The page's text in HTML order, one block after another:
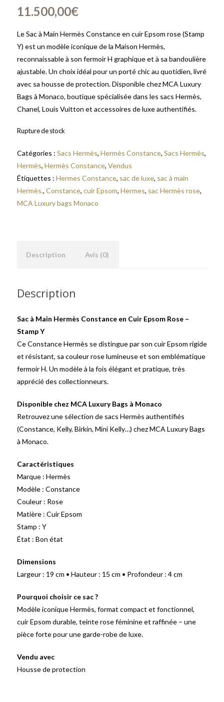
11.500,00€
Le Sac à Main Hermès Constance en cuir Epsom rose (Stamp
Y) est un modèle iconique de la Maison Hermès,
reconnaissable à son fermoir H graphique et à sa bandoulière
ajustable. Un choix idéal pour un porté chic au quotidien, livré
avec sa housse de protection. Disponible chez MCA Luxury
Bags à Monaco, boutique spécialisée dans les sacs Hermès,
Chanel, Louis Vuitton et accessoires de luxe authentifiés.
Rupture de stock
Catégories : Sacs Hermès, Hermès Constance, Sacs Hermès,
Hermès, Hermès Constance, Vendus
Étiquettes : Hermes Constance, sac de luxe, sac à main
Hermès., Constance, cuir Epsom, Hermes, sac Hermès rose,
MCA Luxury bags Monaco
Description Avis (0)
Description
Sac à Main Hermès Constance en Cuir Epsom Rose –
Stamp Y
Ce Constance Hermès se distingue par son cuir Epsom rigide
et résistant, sa couleur rose lumineuse et son emblématique
fermoir H. Un modèle à la fois élégant et pratique, très
apprécié des collectionneurs.
Disponible chez MCA Luxury Bags à Monaco
Retrouvez une sélection de sacs Hermès authentifiés
(Constance, Kelly, Birkin, Mini Kelly…) chez MCA Luxury Bags
à Monaco.
Caractéristiques
Marque : Hermès
Modèle : Constance
Couleur : Rose
Matière : Cuir Epsom
Stamp : Y
État : Bon état
Dimensions
Largeur : 19 cm • Hauteur : 15 cm • Profondeur : 4 cm
Pourquoi choisir ce sac ?
Modèle iconique Hermès, format compact et fonctionnel,
cuir Epsom durable, teinte rose féminine et raffinée – une
pièce forte pour une garde-robe de luxe.
Vendu avec
Housse de protection